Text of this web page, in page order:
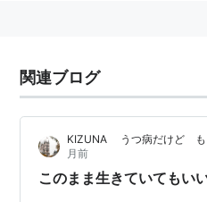
関連ブログ
KIZUNA うつ病だけど も
月前
このまま生きていてもい